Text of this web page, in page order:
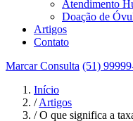
Atendimento
Doação de
Artigos
Contato
Marcar Consulta (51)
Início
/Artigos
/O que significa a